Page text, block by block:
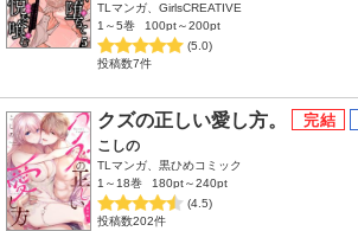
TLマンガ、GirlsCREATIVE
1～5巻
100pt～200pt
(5.0)
投稿数7件
クズの正しい愛し方。
こしの
TLマンガ、黒ひめコミック
1～18巻
180pt～240pt
(4.5)
投稿数202件